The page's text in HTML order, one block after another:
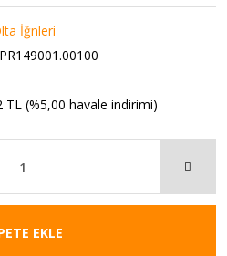
İğnleri
TL (%5,00 havale indirimi)
EKLE